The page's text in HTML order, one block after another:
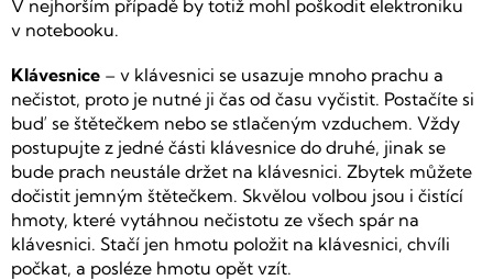
V nejhorším případě by totiž mohl poškodit elektroniku
v notebooku.
Klávesnice – v klávesnici se usazuje mnoho prachu a
nečistot, proto je nutné ji čas od času vyčistit. Postačíte si
buď se štětečkem nebo se stlačeným vzduchem. Vždy
postupujte z jedné části klávesnice do druhé, jinak se
bude prach neustále držet na klávesnici. Zbytek můžete
dočistit jemným štětečkem. Skvělou volbou jsou i čistící
hmoty, které vytáhnou nečistotu ze všech spár na
klávesnici. Stačí jen hmotu položit na klávesnici, chvíli
počkat, a posléze hmotu opět vzít.